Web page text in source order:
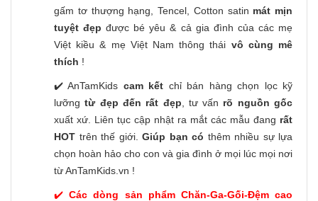
gấm tơ thượng hạng, Tencel, Cotton satin mát mịn
tuyệt đẹp được bé yêu & cả gia đình của các mẹ
Việt kiều & mẹ Việt Nam thông thái vô cùng mê
thích !
✔️ AnTamKids cam kết chỉ bán hàng chọn lọc kỹ
lưỡngtừ đẹp đến rất đẹp , tư vấn rõ nguồn gốc
xuất xứ. Liên tục cập nhật ra mắt các mẫu đang rất
HOT trên thế giới. Giúp bạn có thêm nhiều sự lựa
chọn hoàn hảo cho con và gia đình ở mọi lúc mọi nơi
từ AnTamKids.vn !
✔️Các dòng sản phẩm Chăn-Ga-Gối-Đệm cao